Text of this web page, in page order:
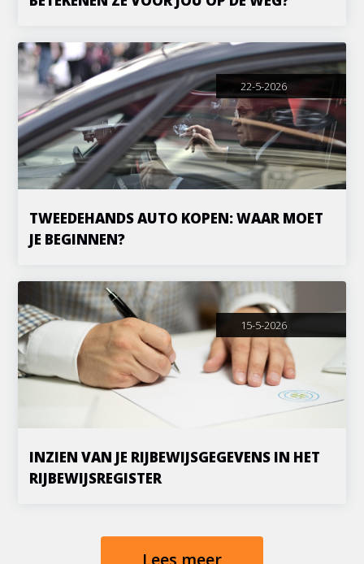
22-5-2026
TWEEDEHANDS AUTO KOPEN: WAAR MOET
JE BEGINNEN?
15-5-2026
INZIEN VAN JE RIJBEWIJSGEGEVENS IN HET
RIJBEWIJSREGISTER
Lees meer